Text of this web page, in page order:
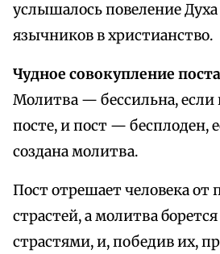
услышалось повеление
язычников в христианство.
Чудное совокупление
Молитва — бессильна, если
посте, и пост — бесплоден,
создана молитва.
Пост отрешает человека от
страстей, а молитва
страстями, и, победив их,